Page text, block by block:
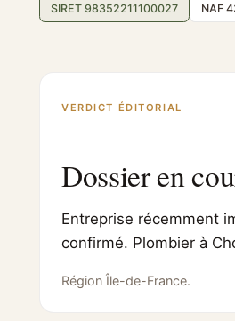
SIRET 98352211100027 NAF
VERDICT ÉDITORIAL
Dossier en
Entreprise récemment
confirmé. Plombier à
Région Île-de-France.